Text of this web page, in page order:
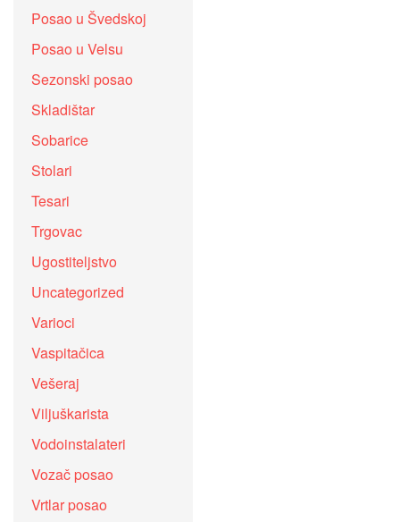
Posao u Švedskoj
Posao u Velsu
Sezonski posao
Skladištar
Sobarice
Stolari
Tesari
Trgovac
Ugostiteljstvo
Uncategorized
Varioci
Vaspitačica
Vešeraj
Viljuškarista
Vodoinstalateri
Vozač posao
Vrtlar posao